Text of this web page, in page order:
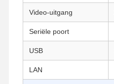
Kwaliteitscont
Role
Ons
Firewall Mini PC
Video-uitgang
Seriële poort
USB
LAN